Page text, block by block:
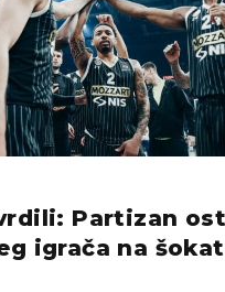
Partizan
igrača na